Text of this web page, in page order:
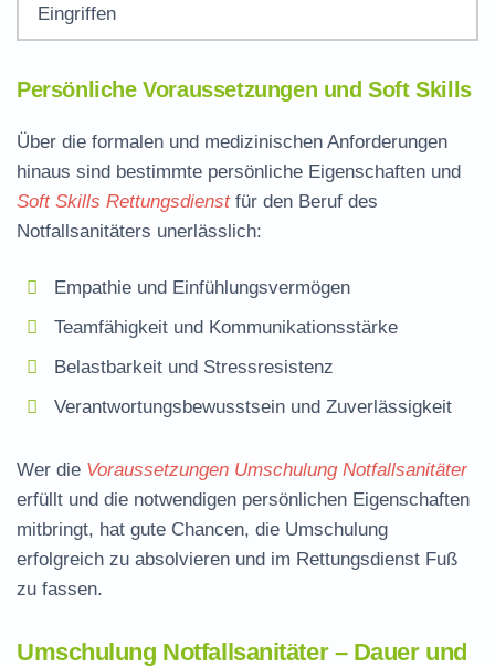
Eingriffen
Persönliche Voraussetzungen und Soft Skills
Über die formalen und medizinischen Anforderungen
hinaus sind bestimmte persönliche Eigenschaften und
Soft Skills Rettungsdienstfür den Beruf des
Notfallsanitäters unerlässlich:
Empathie und Einfühlungsvermögen
Teamfähigkeit und Kommunikationsstärke
Belastbarkeit und Stressresistenz
Verantwortungsbewusstsein und Zuverlässigkeit
Wer die Voraussetzungen Umschulung Notfallsanitäter
erfüllt und die notwendigen persönlichen Eigenschaften
mitbringt, hat gute Chancen, die Umschulung
erfolgreich zu absolvieren und im Rettungsdienst Fuß
zu fassen.
Umschulung Notfallsanitäter – Dauer und